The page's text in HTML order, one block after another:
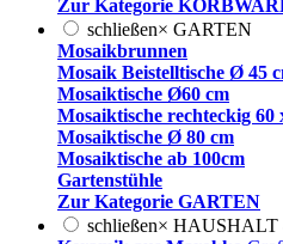
Zur Kategorie
schließen× GARTEN
Mosaikbrunnen
Mosaik Beistelltische Ø 45
Mosaiktische Ø60 cm
Mosaiktische rechteckig 60
Mosaiktische Ø 80 cm
Mosaiktische ab 100cm
Gartenstühle
Zur Kategorie GARTEN
schließen× HAUSHALT